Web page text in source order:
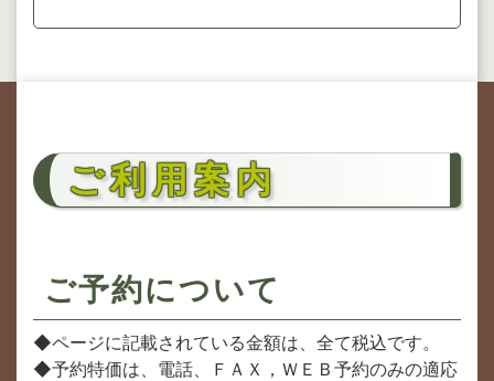
ご利用案内
ご予約について
◆ページに記載されている金額は、全て税込です。
◆予約特価は、電話、ＦＡＸ，ＷＥＢ予約のみの適応